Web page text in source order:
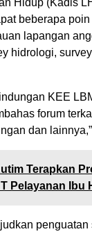
beberapa
lapangan
hidrologi,
KEE
forum
dan
Terapkan
Pelayanan Ibu
penguatan